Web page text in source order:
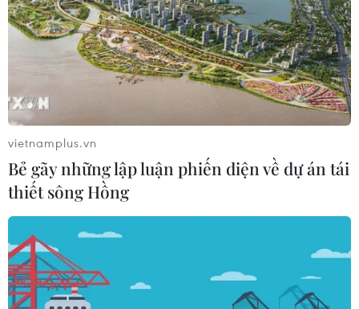
Hành trình không dừng trong xây dựng
nông thôn mới ở Tây Ninh
28/10/2022 01:00
minh, nâng cao chất lượng sống cho nông dân và
người dân ở nông thôn, mang lại giá trị bền vững cho
nông thôn trong giai đoạn mới.
vietnamplus.vn
Bẻ gãy những lập luận phiến diện về dự án tái
thiết sông Hồng